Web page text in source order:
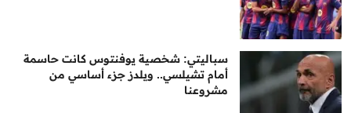
سباليتي: شخصية يوفنتوس كانت حاسمة
أمام تشيلسي.. ويلدز جزء أساسي من
مشروعنا